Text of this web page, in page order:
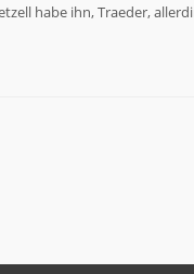
habe ihn, Traeder,